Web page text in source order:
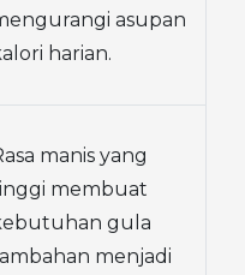
asupan
harian.
manis yang
membuat
gula
menjadi